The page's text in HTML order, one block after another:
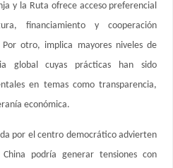
y la Ruta ofrece acceso preferencial
financiamiento y cooperación
otro, implica mayores niveles de
global cuyas prácticas han sido
en temas como transparencia,
económica.
por el centro democrático advierten
podría generar tensiones con